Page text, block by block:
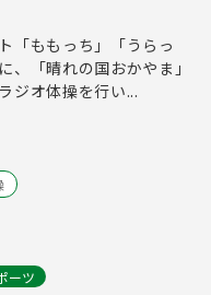
「ももっち」「うらっ
、「晴れの国おかやま」
ジオ体操を行い...
ーツ